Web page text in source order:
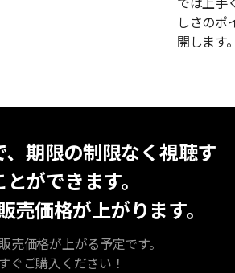
しさのポ
開します
期限の制限なく視聴す
とができます。
売価格が上がります。
売価格が上がる予定です。
ぐご購入ください！